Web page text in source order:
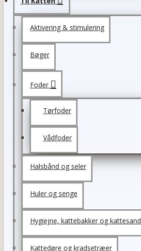
Aktivering & stimulering
Bøger
Foder
Tørfoder
Vådfoder
Halsbånd og seler
Huler og senge
Hygiejne, kattebakker og kattesand
Kattedøre og kradsetræer